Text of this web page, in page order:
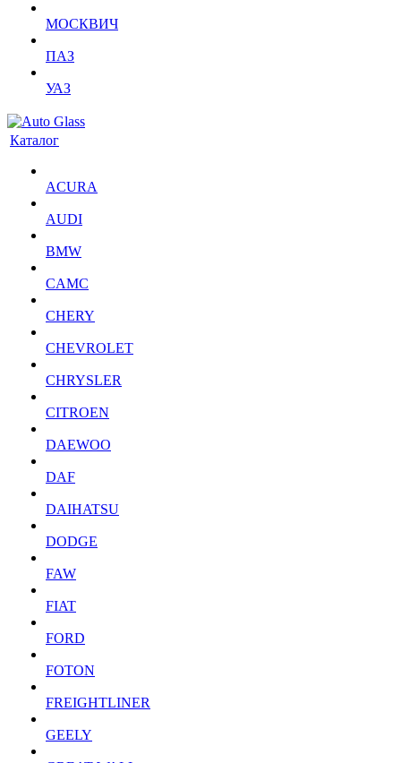
МОСКВИЧ
ПАЗ
УАЗ
Каталог
ACURA
AUDI
BMW
CAMC
CHERY
CHEVROLET
CHRYSLER
CITROEN
DAEWOO
DAF
DAIHATSU
DODGE
FAW
FIAT
FORD
FOTON
FREIGHTLINER
GEELY